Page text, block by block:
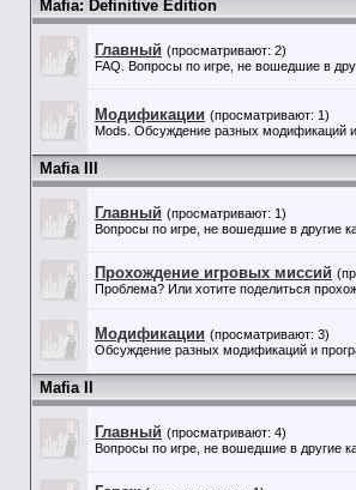
Mafia: Definitive Edition
Главный (просматривают: 2)
FAQ. Вопросы по игре, не вошедшие в
Модификации (просматривают: 1)
Mods. Обсуждение разных модификаций
Mafia III
Главный (просматривают: 1)
Вопросы по игре, не вошедшие в другие
Прохождение игровых миссий
Проблема? Или хотите поделиться
Модификации (просматривают: 3)
Обсуждение разных модификаций и
Mafia II
Главный (просматривают: 4)
Вопросы по игре, не вошедшие в другие